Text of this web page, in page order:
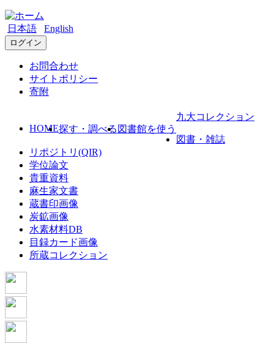
日本語 English
ログイン
お問合わせ
サイトポリシー
寄附
HOME探す・調べる 図書館を使う
九大コレクション
図書・雑誌
リポジトリ(QIR)
学位論文
貴重資料
麻生家文書
蔵書印画像
炭鉱画像
水素材料DB
目録カード画像
所蔵コレクション